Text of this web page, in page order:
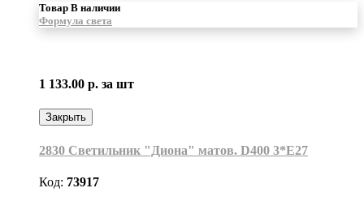
Товар В наличии
Формула света
1 133.00 р. за шт
Закрыть
2830 Светильник "Диона" матов. D400 3*Е27
Код: 73917